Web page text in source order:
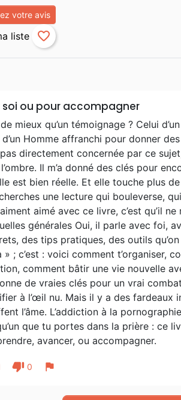
votre avis
favorite_border
soi ou pour accompagner
mieux qu’un témoignage ? Celui
d’un Homme affranchi pour donner
directement concernée par ce
Il m’a donné des clés pour
est bien réelle. Et elle touche plus
une lecture qui bouleverse,
aimé avec ce livre, c’est qu’il
générales Oui, il parle avec foi,
des tips pratiques, des outils
» ; c’est : voici comment t’organiser,
comment bâtir une vie nouvelle
de vraies clés pour un vrai
à l’œil nu. Mais il y a des fardeaux
l’âme. L’addiction à la
que tu portes dans la prière : ce
avancer, ou accompagner.
thumb_down 0 flag